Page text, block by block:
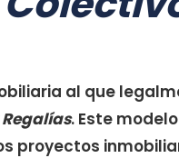
al que
. Este
proyectos